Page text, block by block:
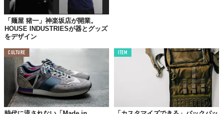
TABI LABO
「麺屋 猪一」神楽坂店が開業。
HOUSE INDUSTRIESが器とグッズ
をデザイン
CULTURE ITEM